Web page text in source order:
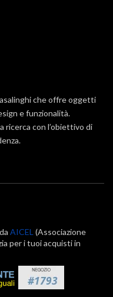
che offre oggetti
e funzionalità.
ricerca con l’obiettivo di
AICEL (Associazione
per i tuoi acquisti in